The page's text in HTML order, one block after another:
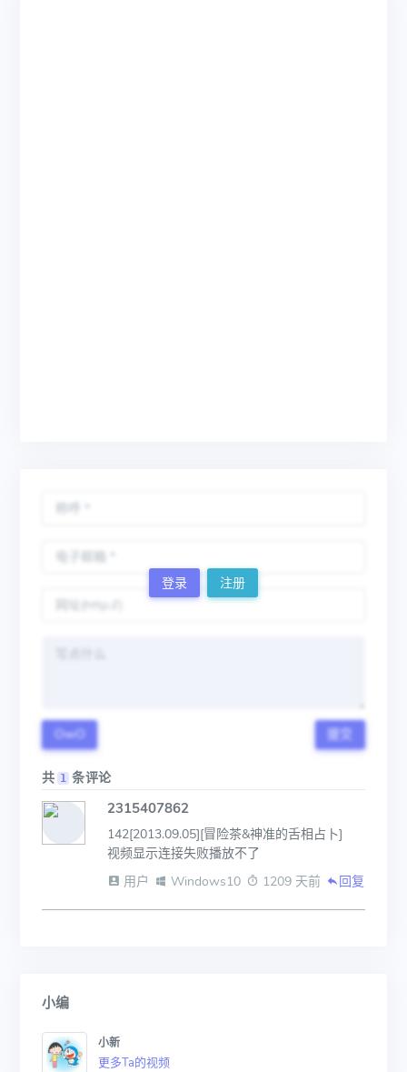
登录 注册
OwO
共 1 条评论
2315407862
142[2013.09.05][冒险茶&神准的舌相占卜]
视频显示连接失败播放不了
用户
Windows10 1209 天前 回复
小编
小新
更多Ta的视频